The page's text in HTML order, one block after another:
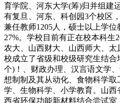
育学院、河东大学(筹)归并组建
有复旦、河东、科创园3个校区
兼任教师1205人，硕士以上学
27%。学校目前有正在校本科生
农大、山西财大、山西师大、
校成立了省级和校级研究生结
个)！、财政办理、汉言语文学
想制制及其从动化、食物科学
学、生物科学、小学教育。山西
西省环保功能新材料结合尝试